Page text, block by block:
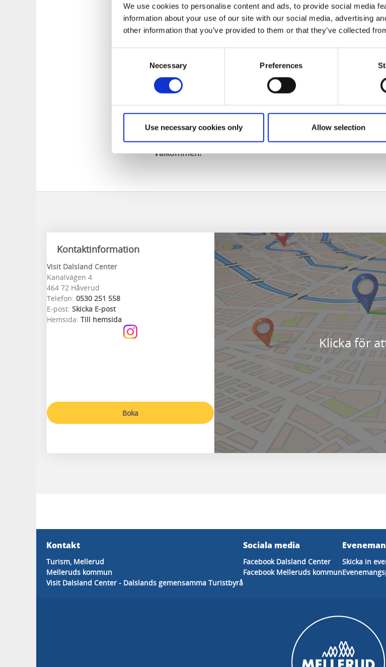
We use cookies to personalise content and ads, to provide social media
information about your use of our site with our social media, advertising
other information that you’ve provided to them or that they’ve collected
Necessary Preferences
Use necessary cookies only Allow selection
Historiska lokaler
Visit Dalsland Center är en bra startpunkt för semestern i
pappersbruket som grundades 1880, kan man fortfarande
överraskas av en atmosfär av förändring och förnyelse.
Akvedukt och andra besöksmål
Akvedukten i Håverud som är Dalslands främsta sevärdhet.
Välkommen!
Kontaktinformation
Visit Dalsland Center
Kanalvägen 4
464 72 Håverud
Telefon: 0530 251 558
E-post: Skicka E-post
Hemsida: Till hemsida
Boka
Klicka för
Kontakt
Turism, Mellerud
Melleruds kommun
Visit Dalsland Center - Dalslands gemensamma Turistbyrå
Sociala media
Facebook Dalsland Center
Facebook Melleruds kommun
Skicka in